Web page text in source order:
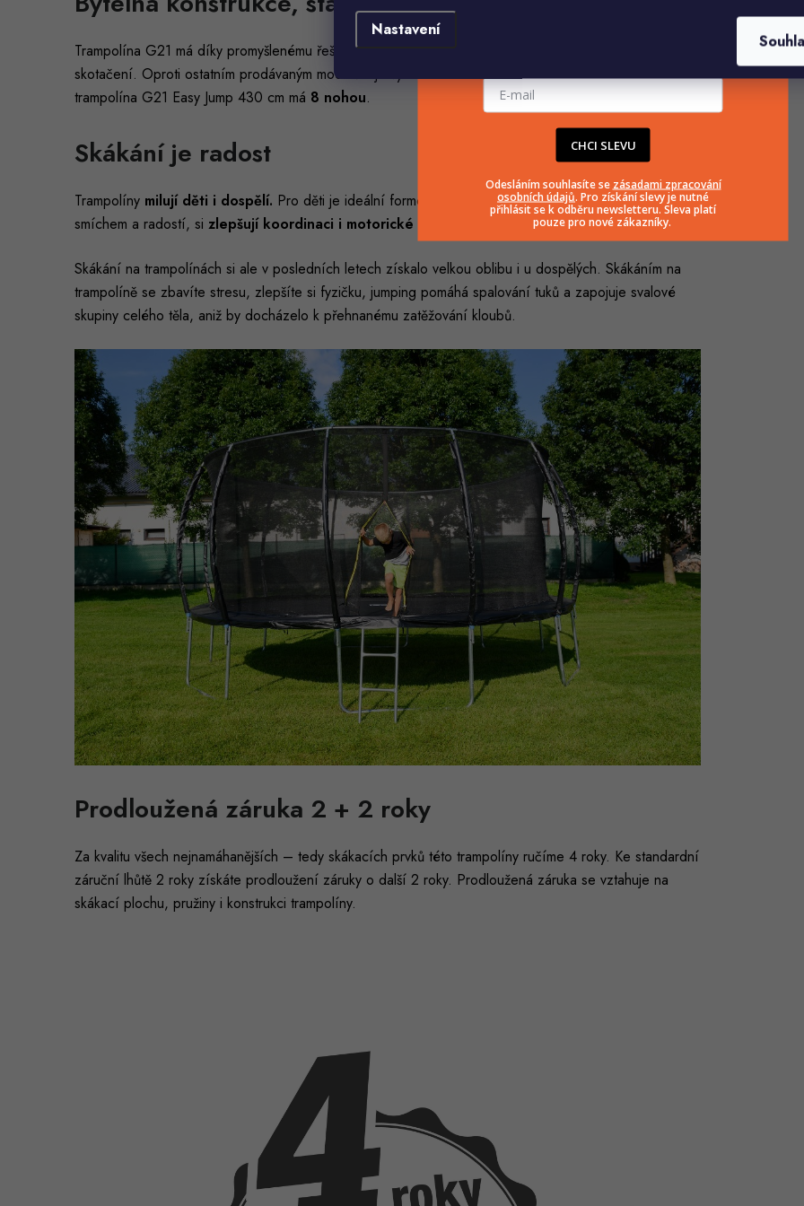
Nastavení
Trampolína G21 má díky promyšlenému řešení
skotačení. Oproti ostatním prodávaným modelům je vybavena vyšším počtem zdvojených stojin –
trampolína G21 Easy Jump 430 cm má 8 nohou.
Skákání je radost
Trampolíny milují děti i dospělí. Pro děti je ideální formou pohybu, veselou a hravou formou, se
smíchem a radostí, si zlepšují koordinaci i motorické dovednosti.
Skákání na trampolínách si ale v posledních letech získalo velkou oblibu i u dospělých. Skákáním na
trampolíně se zbavíte stresu, zlepšíte si fyzičku, jumping pomáhá spalování tuků a zapojuje svalové
skupiny celého těla, aniž by docházelo k přehnanému zatěžování kloubů.
Prodloužená záruka 2 + 2 roky
Za kvalitu všech nejnamáhanějších – tedy skákacích prvků této trampolíny ručíme 4 roky. Ke standardní
záruční lhůtě 2 roky získáte prodloužení záruky o další 2 roky. Prodloužená záruka se vztahuje na
skákací plochu, pružiny i konstrukci trampolíny.
CHCI SLEVU
Odesláním souhlasíte se zásadami zpracování
osobních údajů. Pro získání slevy je nutné
přihlásit se k odběru newsletteru. Sleva platí
pouze pro nové zákazníky.